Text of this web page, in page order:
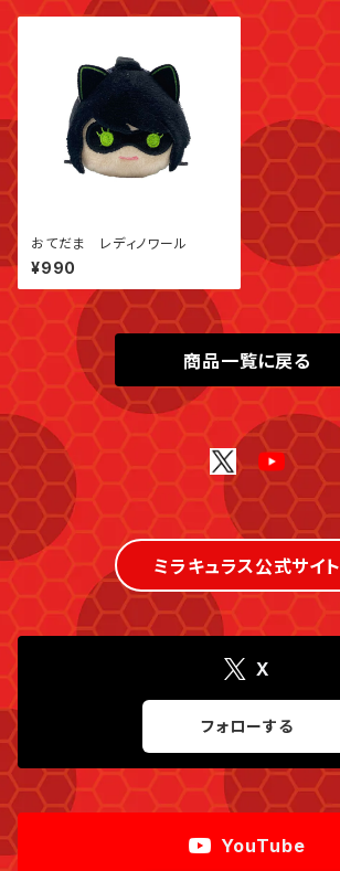
おてだま レディノワール
¥990
商品一覧に戻る
ミラキュラス公式サイト
X
フォローする
YouTube